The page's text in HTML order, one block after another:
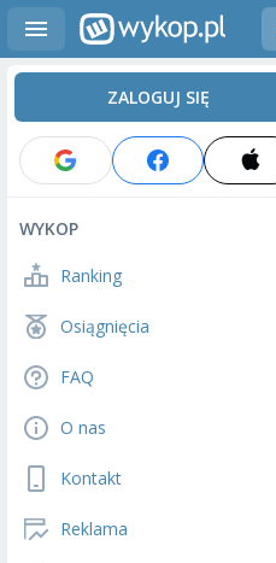
ZALOGUJ SIĘ
WYKOP
Ranking
Osiągnięcia
FAQ
O nas
Kontakt
Reklama